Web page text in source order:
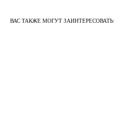
ВАС ТАКЖЕ МОГУТ ЗАИНТЕРЕСОВАТЬ: